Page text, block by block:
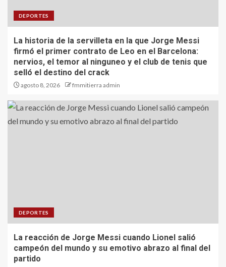
DEPORTES
La historia de la servilleta en la que Jorge Messi
firmó el primer contrato de Leo en el Barcelona:
nervios, el temor al ninguneo y el club de tenis que
selló el destino del crack
agosto 8, 2026 fmmitierra admin
DEPORTES
La reacción de Jorge Messi cuando Lionel salió
campeón del mundo y su emotivo abrazo al final del
partido